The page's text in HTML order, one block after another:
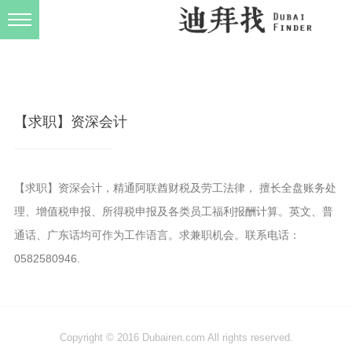
【求职】资深会计
【求职】资深会计，精通阿联酋财税及劳工法律， 擅长全盘账务处
理、增值税申报、所得税申报及各类员工福利报酬计算。英文、普
通话、广东话均可作为工作语言。求兼职机会。联系电话：
0582580946.
Copyright © 2016 Dubairen.com All rights reserved.